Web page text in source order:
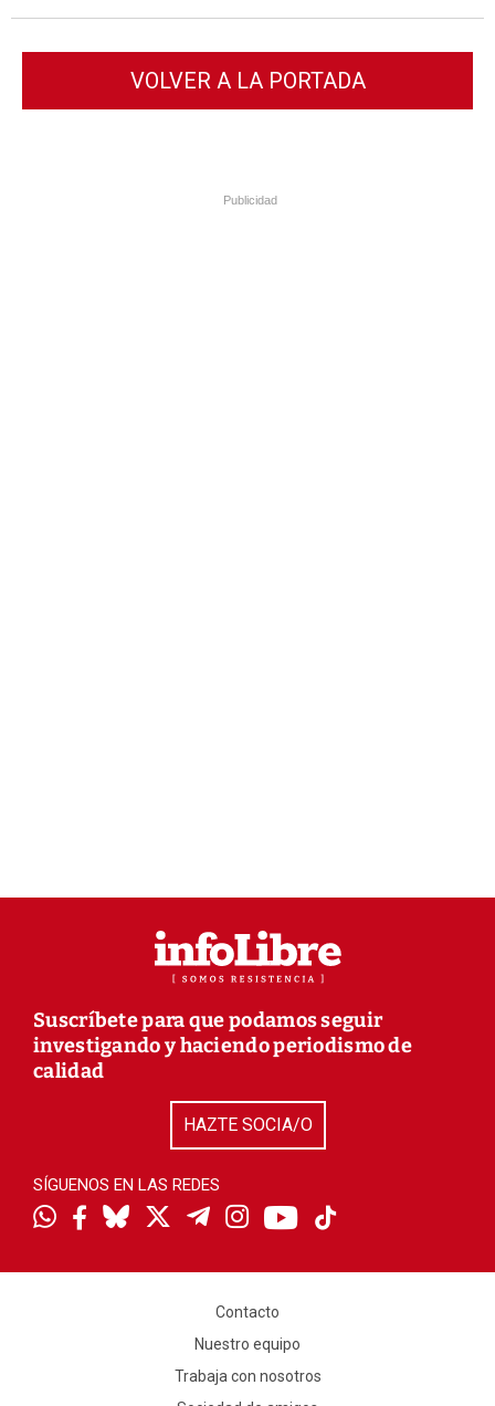
VOLVER A LA PORTADA
Publicidad
Suscríbete para que podamos seguir
investigando y haciendo periodismo de
calidad
HAZTE SOCIA/O
SÍGUENOS EN LAS REDES
Contacto
Nuestro equipo
Trabaja con nosotros